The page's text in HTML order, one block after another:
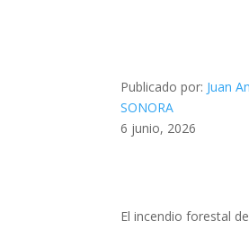
Publicado por: Juan
SONORA
6 junio, 2026
El incendio forestal